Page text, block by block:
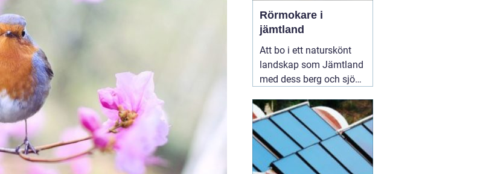
Rörmokare i
jämtland
Att bo i ett naturskönt
landskap som Jämtland
med dess berg och sjöar
Dock kan det kalla
klimatet och det
avlägsna läget innebära
utmaningar när det
kommer till vatten- och